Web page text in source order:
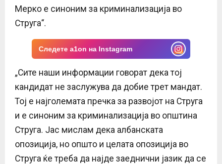
Мерко е синоним за криминализација во
Струга“.
Следете a1on на Instagram
„Сите наши информации говорат дека тој
кандидат не заслужува да добие трет мандат.
Тој е најголемата пречка за развојот на Струга
и е синоним за криминализација во општина
Струга. Јас мислам дека албанската
опозиција, но општо и целата опозиција во
Струга ќе треба да најде заеднични јазик да се